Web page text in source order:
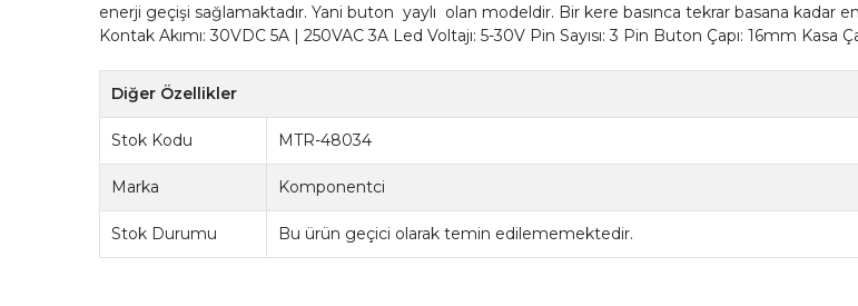
enerji geçişi sağlamaktadır. Yani buton yaylı olan modeldir. Bir kere basınca tekrar basana kadar
Kontak Akımı: 30VDC 5A | 250VAC 3A Led Voltajı: 5-30V Pin Sayısı: 3 Pin Buton Çapı: 16mm Kasa
Diğer Özellikler
Stok Kodu MTR-48034
Marka Komponentci
Stok Durumu Bu ürün geçici olarak temin edilememektedir.